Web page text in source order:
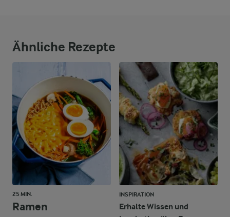
Fett
51 g
Kohlenhydrate
Ähnliche Rezepte
25 MIN.
Ramen
INSPIRATION
Erhalte Wissen und